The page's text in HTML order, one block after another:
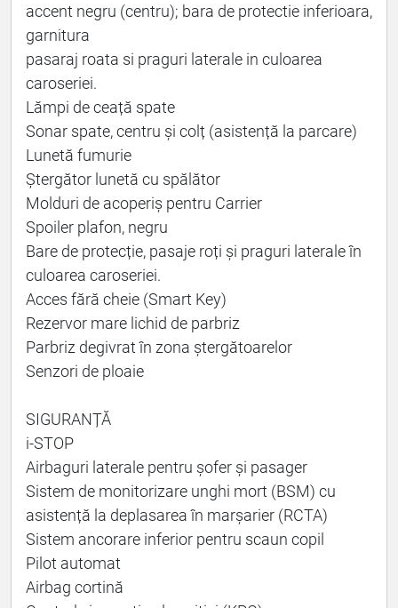
accent negru (centru); bara de protectie inferioara,
garnitura
pasaraj roata si praguri laterale in culoarea
caroseriei.
Lămpi de ceață spate
Sonar spate, centru și colț (asistență la parcare)
Lunetă fumurie
Ștergător lunetă cu spălător
Molduri de acoperiș pentru Carrier
Spoiler plafon, negru
Bare de protecție, pasaje roți și praguri laterale în
culoarea caroseriei.
Acces fără cheie (Smart Key)
Rezervor mare lichid de parbriz
Parbriz degivrat în zona ștergătoarelor
Senzori de ploaie
SIGURANȚĂ
i-STOP
Airbaguri laterale pentru șofer și pasager
Sistem de monitorizare unghi mort (BSM) cu
asistență la deplasarea în marșarier (RCTA)
Sistem ancorare inferior pentru scaun copil
Pilot automat
Airbag cortină